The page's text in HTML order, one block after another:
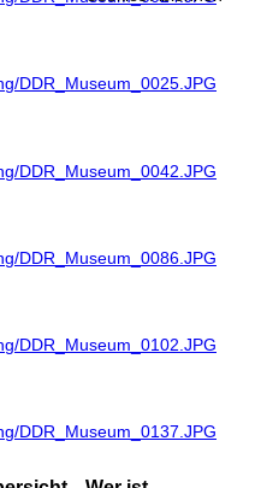
DDR_Museum_0025.JPG
DDR_Museum_0042.JPG
DDR_Museum_0086.JPG
DDR_Museum_0102.JPG
DDR_Museum_0137.JPG